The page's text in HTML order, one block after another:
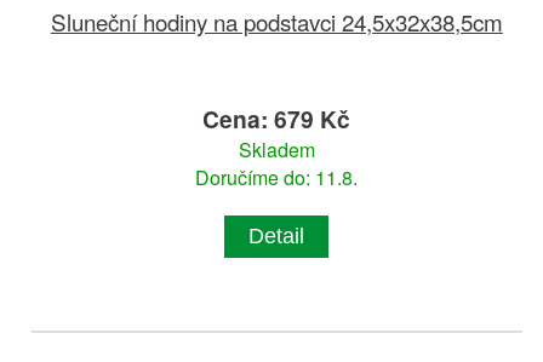
Sluneční hodiny na podstavci 24,5x32x38,5cm
Cena: 679 Kč
Skladem
Doručíme do: 11.8.
Detail